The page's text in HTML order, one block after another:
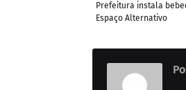
Prefeitura instala
Espaço Alternativo